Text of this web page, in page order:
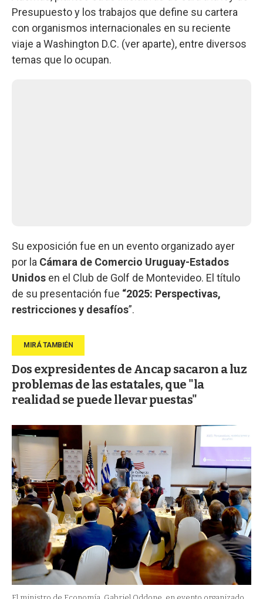
Presupuesto y los trabajos que define su cartera
con organismos internacionales en su reciente
viaje a Washington D.C. (ver aparte), entre diversos
temas que lo ocupan.
Su exposición fue en un evento organizado ayer
por la Cámara de Comercio Uruguay-Estados
Unidos en el Club de Golf de Montevideo. El título
de su presentación fue “2025: Perspectivas,
restricciones y desafíos”.
Dos expresidentes de Ancap sacaron a luz
problemas de las estatales, que "la
realidad se puede llevar puestas"